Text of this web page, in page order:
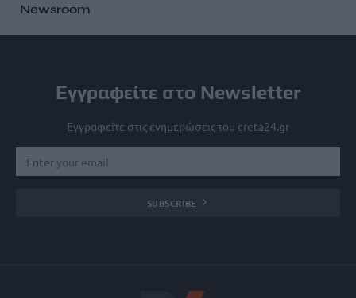
Newsroom
Εγγραφείτε στο Newsletter
Εγγραφείτε στις ενημερώσεις του creta24.gr
SUBSCRIBE